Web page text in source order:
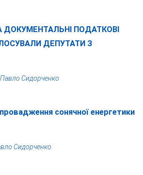
ПОДАТКОВІ
ДЕПУТАТИ З
Павло Сидорченко
сонячної енергетики
Сидорченко